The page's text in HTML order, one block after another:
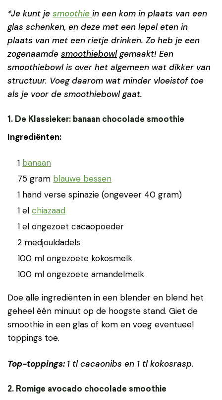
*Je kunt je smoothie in een kom in plaats van een
glas schenken, en deze met een lepel eten in
plaats van met een rietje drinken. Zo heb je een
zogenaamde smoothiebowlgemaakt! Een
smoothiebowl is over het algemeen wat dikker van
structuur. Voeg daarom wat minder vloeistof toe
als je voor de smoothiebowl gaat.
1. De Klassieker: banaan chocolade smoothie
Ingrediënten:
1 banaan
75 gram blauwe bessen
1 hand verse spinazie (ongeveer 40 gram)
1 el chiazaad
1 el ongezoet cacaopoeder
2 medjouldadels
100 ml ongezoete kokosmelk
100 ml ongezoete amandelmelk
Doe alle ingrediënten in een blender en blend het
geheel één minuut op de hoogste stand. Giet de
smoothie in een glas of kom en voeg eventueel
toppings toe.
Top-toppings: 1 tl cacaonibs en 1 tl kokosrasp.
2. Romige avocado chocolade smoothie